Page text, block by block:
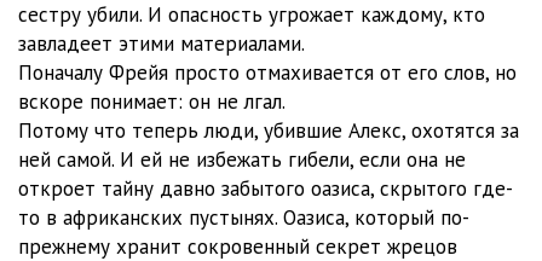
14_Dahla
15_Kair 12:22
16_Dahla 11:34
17_Mezhdu Dahloy i Kairom 07:00
18_Kair, Manshiyat-Nasir
сестру убили. И опасность угрожает каждому, кто
завладеет этими материалами.
Поначалу Фрейя просто отмахивается от его слов, но
вскоре понимает: он не лгал.
Потому что теперь люди, убившие Алекс, охотятся за
ней самой. И ей не избежать гибели, если она не
откроет тайну давно забытого оазиса, скрытого где-
то в африканских пустынях. Оазиса, который по-
прежнему хранит сокровенный секрет жрецов